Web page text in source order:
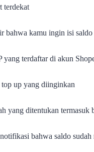
terdekat
bahwa kamu ingin isi saldo
yang terdaftar di akun
up yang diinginkan
yang ditentukan termasuk
bahwa saldo sudah